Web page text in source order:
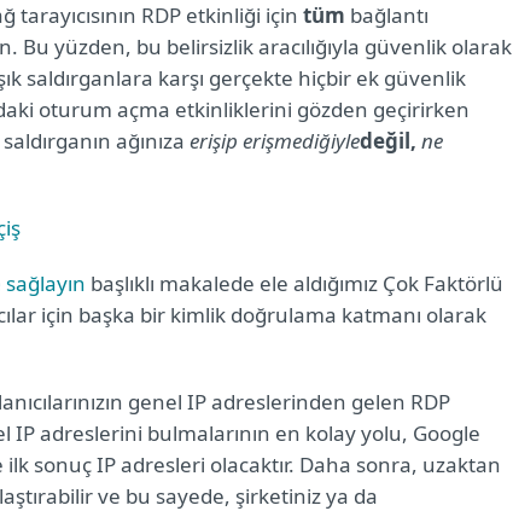
RDP etkinliği için tüm bağlantı
Bu yüzden, bu belirsizlik aracılığıyla güvenlik olarak
saldırganlara karşı gerçekte hiçbir ek güvenlik
oturum açma etkinliklerini gözden geçirirken
ağınıza erişip erişmediğiyledeğil, ne
başlıklı makalede ele aldığımız Çok Faktörlü
için başka bir kimlik doğrulama katmanı olarak
genel IP adreslerinden gelen RDP
IP adreslerini bulmalarının en kolay yolu, Google
ilk sonuç IP adresleri olacaktır. Daha sonra, uzaktan
ve bu sayede, şirketiniz ya da